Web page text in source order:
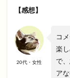
【感想】
20代・女性
コ
楽
で
ア